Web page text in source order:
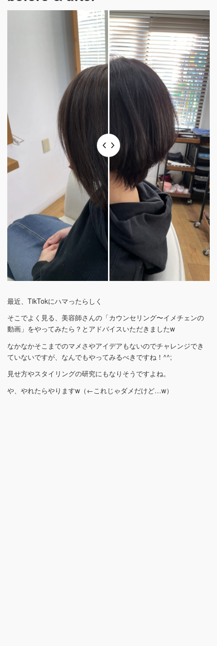
最近、TikTokにハマったらしく
そこでよく見る、美容師さんの「カウンセリング〜イメチェンの
動画」をやってみたら？とアドバイスいただきましたw
なかなかそこまでのマメさやアイデアもないのでチャレンジでき
ていないですが、なんでもやってみるべきですね！^^;
見せ方やスタイリングの研究にもなりそうですよね。
や、やれたらやりますw（←これじゃダメだけど…w）